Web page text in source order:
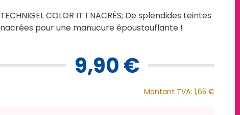
TECHNIGEL COLOR IT ! NACRÉS; De splendides teintes
nacrées pour une manucure époustouflante !
9,90 €
Montant TVA: 1,65 €